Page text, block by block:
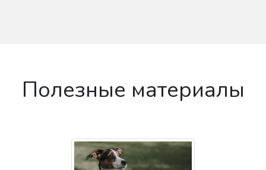
Полезные материалы